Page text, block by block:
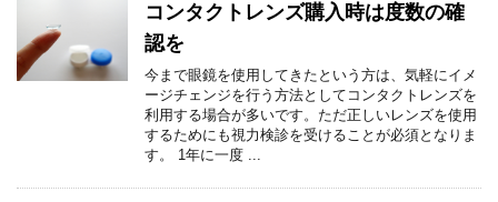
コンタクトレンズ購入時は度数の確
認を
今まで眼鏡を使用してきたという方は、気軽にイメ
ージチェンジを行う方法としてコンタクトレンズを
利用する場合が多いです。ただ正しいレンズを使用
するためにも視力検診を受けることが必須となりま
す。 1年に一度 ...